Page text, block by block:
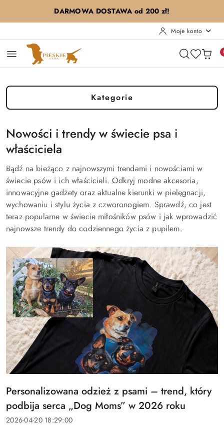
Przejdź do treści głównej
Przejdź do wyszukiwarki
Przejdź do moje konto
Przejdź do menu głównego
Przejdź do stopkiDARMOWA DOSTAWA od 200 zł!
Moje konto
Kategorie
Nowości i trendy w świecie psa i
właściciela
Bądź na bieżąco z najnowszymi trendami i nowościami w
świecie psów i ich właścicieli. Odkryj modne akcesoria,
innowacyjne gadżety oraz aktualne kierunki w pielęgnacji,
wychowaniu i stylu życia z czworonogiem. Sprawdź, co jest
teraz popularne w świecie miłośników psów i jak wprowadzić
najnowsze trendy do codziennego życia z pupilem.
Tytuł
artykułu:
Personalizowana odzież z psami – trend, który
podbija serca „Dog Moms” w 2026 roku
Data
2026-04-20 18:29:00